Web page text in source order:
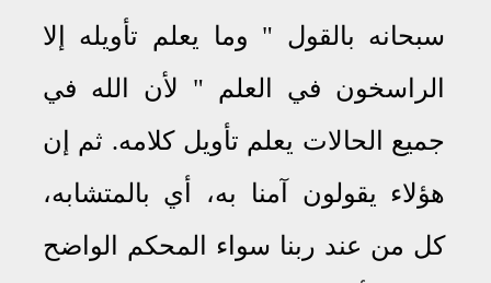
سبحانه بالقول " وما يعلم تأويله إلا
الراسخون في العلم " لأن الله في
جميع الحالات يعلم تأويل كلامه. ثم إن
هؤلاء يقولون آمنا به، أي بالمتشابه،
كل من عند ربنا سواء المحكم الواضح